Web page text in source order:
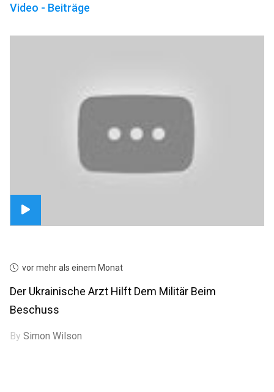
Video - Beiträge
vor mehr als einem Monat
Der Ukrainische Arzt Hilft Dem Militär Beim
Beschuss
BySimon Wilson